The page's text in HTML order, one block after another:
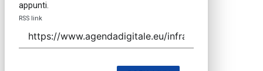
appunti.
RSS link